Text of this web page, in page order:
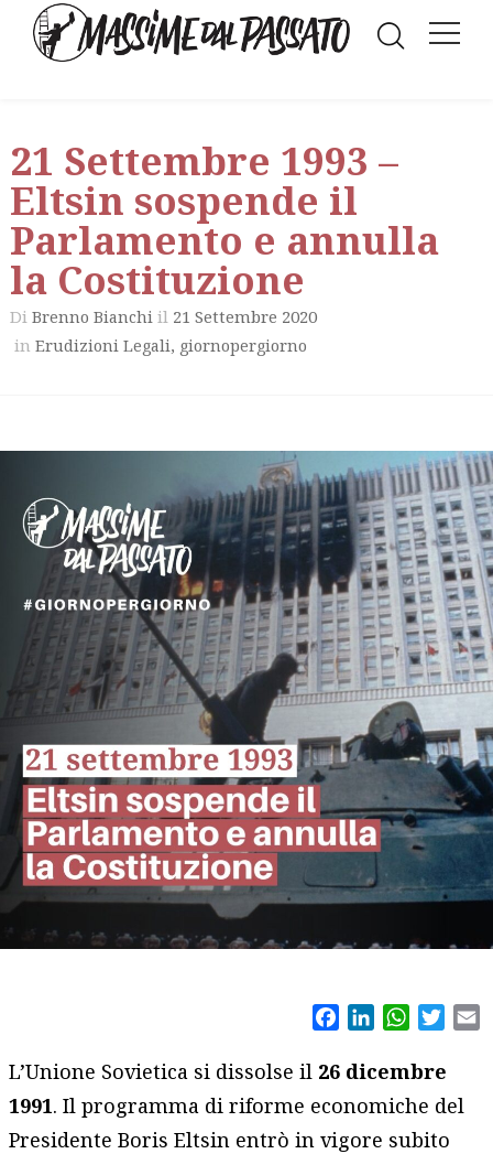
21 Settembre 1993 –
Eltsin sospende il
Parlamento e annulla
la Costituzione
Di Brenno Bianchi il 21 Settembre 2020
in Erudizioni Legali, giornopergiorno
FacebookLinkedIn
L’Unione Sovietica si dissolse il 26 dicembre
1991. Il programma di riforme economiche del
Presidente Boris Eltsin entrò in vigore subito